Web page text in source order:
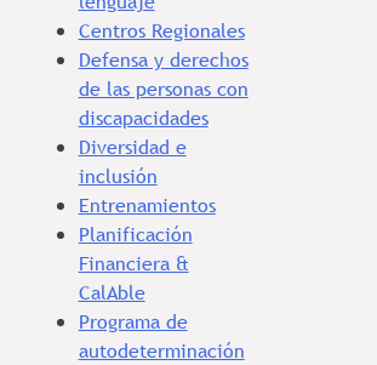
Centros Regionales
Defensa y derechos
de las personas con
discapacidades
Diversidad e
inclusión
Entrenamientos
Planificación
Financiera &
CalAble
Programa de
autodeterminación